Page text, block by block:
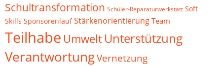
Schultransformation Schüler-Reparaturwerkstatt Soft
Skills Sponsorenlauf Stärkenorientierung Team
Teilhabe Umwelt Unterstützung
VerantwortungVernetzung